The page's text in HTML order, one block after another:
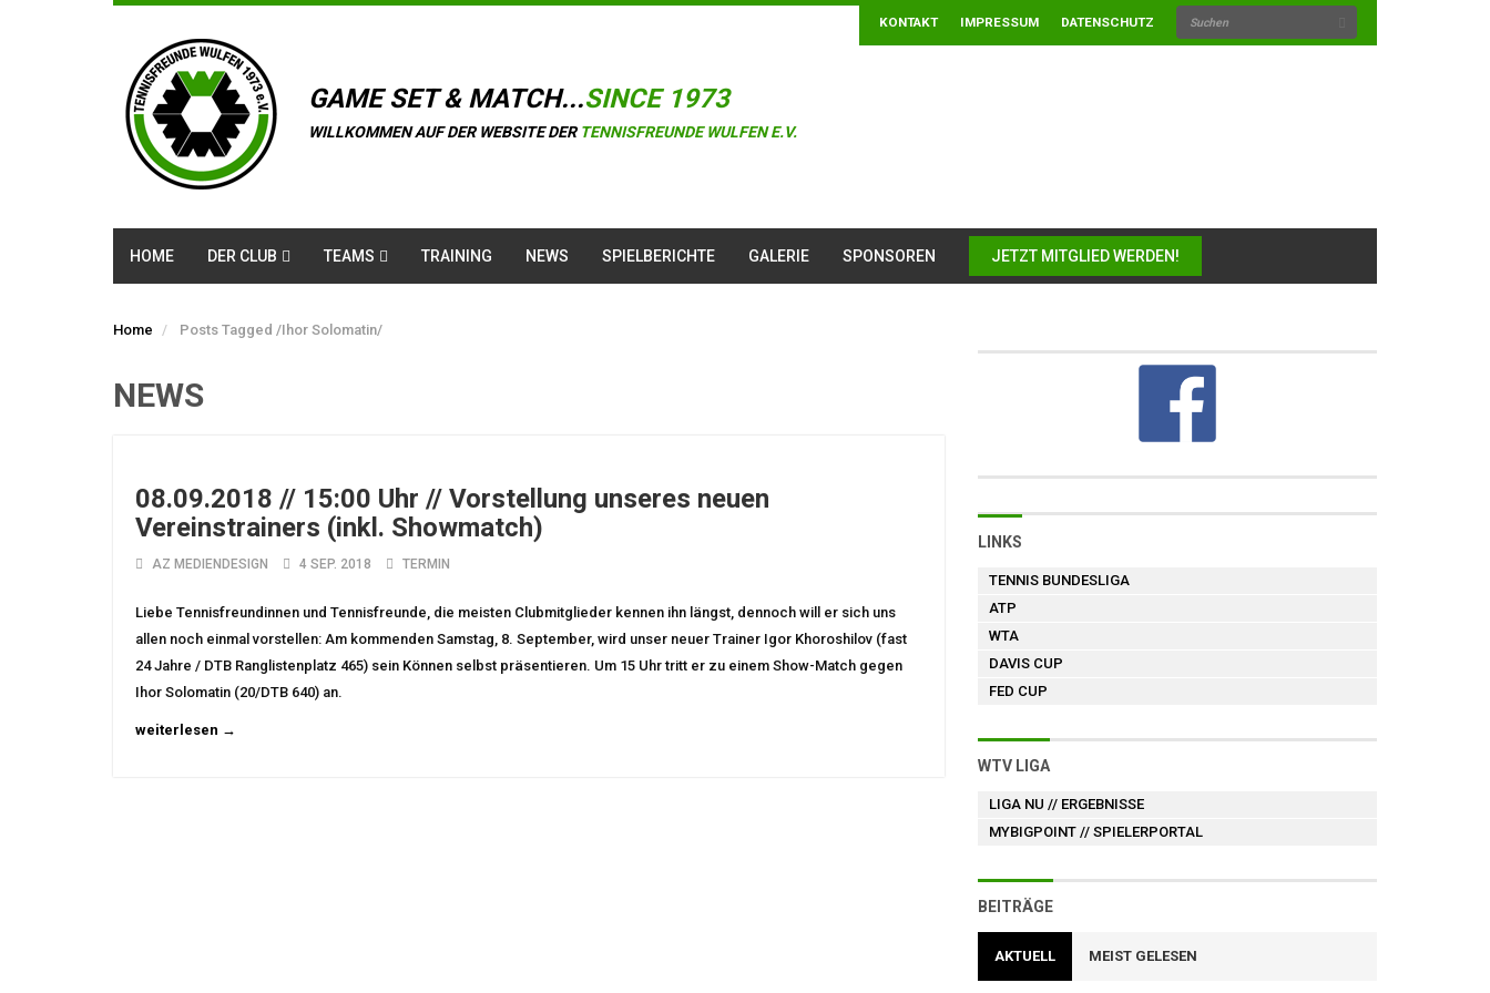
KONTAKT IMPRESSUM DATENSCHUTZ
GAME SET & MATCH...SINCE 1973
WILLKOMMEN AUF DER WEBSITE DER TENNISFREUNDE WULFEN E.V.
HOME DER CLUB TEAMS TRAINING NEWS SPIELBERICHTE GALERIE SPONSOREN JETZT MITGLIED WERDEN!
Home Posts Tagged /Ihor Solomatin/
NEWS
08.09.2018 // 15:00 Uhr // Vorstellung unseres neuen
Vereinstrainers (inkl. Showmatch)
AZ MEDIENDESIGN 4 SEP. 2018 TERMIN
Liebe Tennisfreundinnen und Tennisfreunde, die meisten Clubmitglieder kennen ihn längst, dennoch will er sich uns
allen noch einmal vorstellen: Am kommenden Samstag, 8. September, wird unser neuer Trainer Igor Khoroshilov (fast
24 Jahre / DTB Ranglistenplatz 465) sein Können selbst präsentieren. Um 15 Uhr tritt er zu einem Show-Match gegen
Ihor Solomatin (20/DTB 640) an.
weiterlesen →
LINKS
TENNIS BUNDESLIGA
ATP
WTA
DAVIS CUP
FED CUP
WTV LIGA
LIGA NU // ERGEBNISSE
MYBIGPOINT // SPIELERPORTAL
BEITRÄGE
AKTUELL MEIST GELESEN